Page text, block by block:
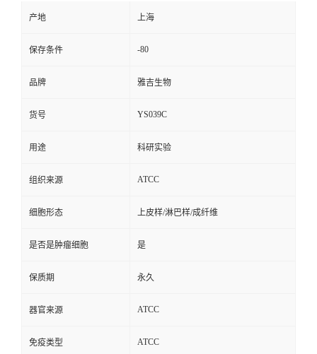
产地 上海
保存条件 -80
品牌 雅吉生物
货号 YS039C
用途 科研实验
组织来源 ATCC
细胞形态 上皮样/淋巴样/成纤维
是否是肿瘤细胞 是
保质期 永久
器官来源 ATCC
免疫类型 ATCC